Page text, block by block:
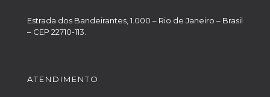
Estrada dos Bandeirantes, 1.000 – Rio de Janeiro – Brasil
– CEP 22710-113.
ATENDIMENTO